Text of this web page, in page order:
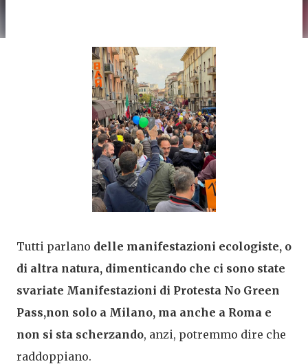
Tutti parlano delle manifestazioni ecologiste, o
di altra natura, dimenticando che ci sono state
svariate Manifestazioni di Protesta No Green
Pass,non solo a Milano, ma anche a Roma e
non si sta scherzando, anzi, potremmo dire che
raddoppiano.